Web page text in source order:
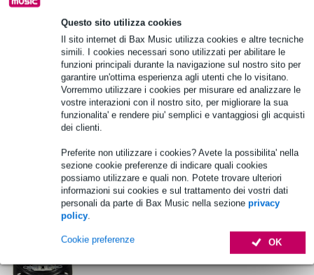
Questo sito utilizza cookies
Il sito internet di Bax Music utilizza cookies e altre tecniche
simili. I cookies necessari sono utilizzati per abilitare le
funzioni principali durante la navigazione sul nostro sito per
garantire un'ottima esperienza agli utenti che lo visitano.
Vorremmo utilizzare i cookies per misurare ed analizzare le
vostre interazioni con il nostro sito, per migliorare la sua
funzionalita' e rendere piu' semplici e vantaggiosi gli acquisti
dei clienti.
Preferite non utilizzare i cookies? Avete la possibilita' nella
sezione cookie preferenze di indicare quali cookies
possiamo utilizzare e quali non. Potete trovare ulteriori
informazioni sui cookies e sul trattamento dei vostri dati
personali da parte di Bax Music nella sezione privacy
policy.
OK
Cookie preferenze
Aggiungi al carrello
Visaton K 10.30 - 8 Ohm altoparlante in
miniatura
6,75 €
lavorativi
Aggiungi al carrello
Visaton FRS 7 A - 8 Ohm altoparlante
passivo a banda larga